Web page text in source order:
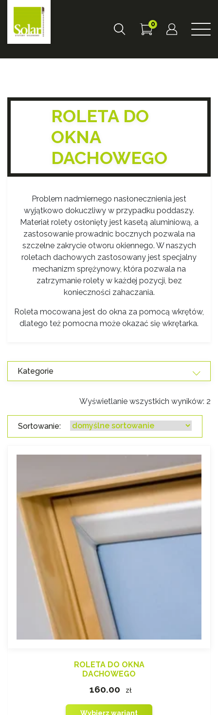
0
ROLETA DO
OKNA
DACHOWEGO
Problem nadmiernego nasłonecznienia jest
wyjątkowo dokuczliwy w przypadku poddaszy.
Materiał rolety osłonięty jest kasetą aluminiową, a
zastosowanie prowadnic bocznych pozwala na
szczelne zakrycie otworu okiennego. W naszych
roletach dachowych zastosowany jest specjalny
mechanizm sprężynowy, która pozwala na
zatrzymanie rolety w każdej pozycji, bez
konieczności zahaczania.
Roleta mocowana jest do okna za pomocą wkrętów,
dlatego też pomocna może okazać się wkrętarka.
Kategorie
Wyświetlanie wszystkich wyników: 2
Sortowanie:
ROLETA DO OKNA
DACHOWEGO
160.00 zł
Wybierz wariant